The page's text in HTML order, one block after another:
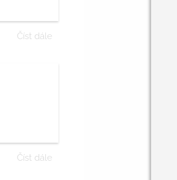
Číst dále
Číst dále